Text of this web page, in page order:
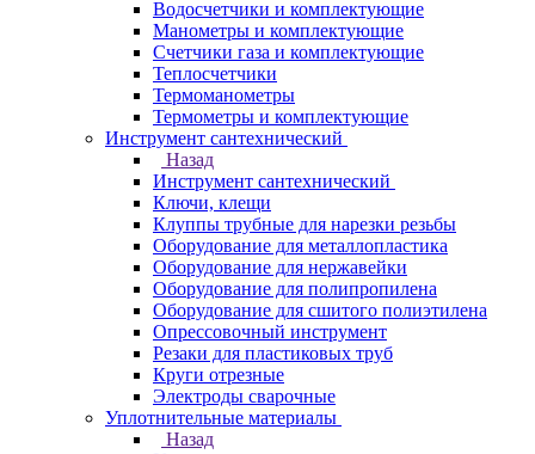
Водосчетчики и комплектующие
Манометры и комплектующие
Счетчики газа и комплектующие
Теплосчетчики
Термоманометры
Термометры и комплектующие
Инструмент сантехнический
Назад
Инструмент сантехнический
Ключи, клещи
Клуппы трубные для нарезки резьбы
Оборудование для металлопластика
Оборудование для нержавейки
Оборудование для полипропилена
Оборудование для сшитого полиэтилена
Опрессовочный инструмент
Резаки для пластиковых труб
Круги отрезные
Электроды сварочные
Уплотнительные материалы
Назад